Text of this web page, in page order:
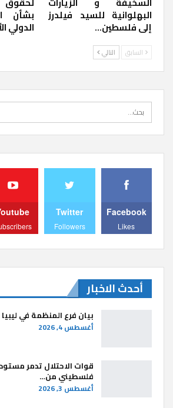
البهلوانية للسيد فيلدرز
إلى فلسطين…
بشأن
الدولي
السابق التالي
Facebook
Likes
Twitter
Followers
أحدث الاخبار
بيان فرع المنظمة في
أغسطس 4, 2026
فلسطيني من…
أغسطس 3, 2026